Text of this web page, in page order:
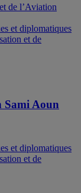
Sami Aoun